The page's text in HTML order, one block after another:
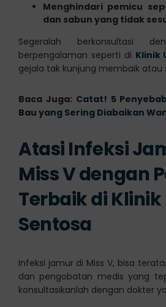
Menghindari pemicu
dan sabun yang tidak
Segeralah berkonsultasi
berpengalaman seperti di Klinik
gejala tak kunjung membaik atau
Baca Juga: Catat! 5
Bau yang Sering Diabaikan
Atasi Infeksi
Miss V dengan
Terbaik di
Sentosa
Infeksi jamur di Miss V, bisa
dan pengobatan medis yang
konsultasikanlah dengan dokter